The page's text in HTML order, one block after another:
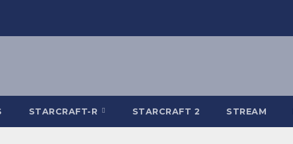
STARCRAFT-R STARCRAFT 2 STREAM